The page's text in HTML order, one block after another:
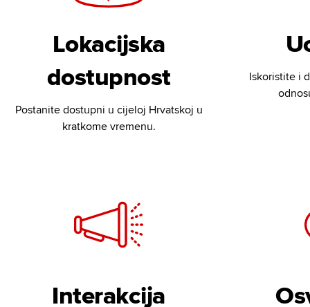
Lokacijska
dostupnost
Postanite dostupni u cijeloj Hrvatskoj u
kratkome vremenu.
Iskoristite i
Interakcija